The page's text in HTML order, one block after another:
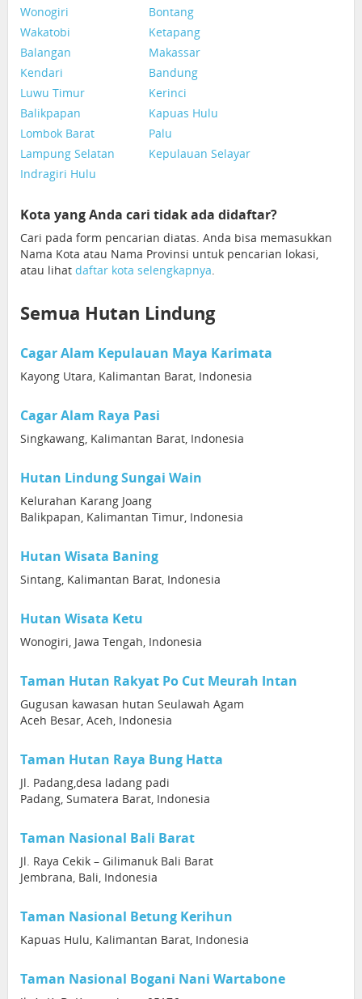
Wonogiri
Bontang
Wakatobi
Ketapang
Balangan
Makassar
Kendari
Bandung
Luwu Timur
Kerinci
Balikpapan
Kapuas Hulu
Lombok Barat
Palu
Lampung Selatan
Kepulauan Selayar
Indragiri Hulu
Kota yang Anda cari tidak ada didaftar?
Cari pada form pencarian diatas. Anda bisa memasukkan
Nama Kota atau Nama Provinsi untuk pencarian lokasi,
atau lihat daftar kota selengkapnya.
Semua Hutan Lindung
Cagar Alam Kepulauan Maya Karimata
Kayong Utara, Kalimantan Barat, Indonesia
Cagar Alam Raya Pasi
Singkawang, Kalimantan Barat, Indonesia
Hutan Lindung Sungai Wain
Kelurahan Karang Joang
Balikpapan, Kalimantan Timur, Indonesia
Hutan Wisata Baning
Sintang, Kalimantan Barat, Indonesia
Hutan Wisata Ketu
Wonogiri, Jawa Tengah, Indonesia
Taman Hutan Rakyat Po Cut Meurah Intan
Gugusan kawasan hutan Seulawah Agam
Aceh Besar, Aceh, Indonesia
Taman Hutan Raya Bung Hatta
Jl. Padang,desa ladang padi
Padang, Sumatera Barat, Indonesia
Taman Nasional Bali Barat
Jl. Raya Cekik – Gilimanuk Bali Barat
Jembrana, Bali, Indonesia
Taman Nasional Betung Kerihun
Kapuas Hulu, Kalimantan Barat, Indonesia
Taman Nasional Bogani Nani Wartabone